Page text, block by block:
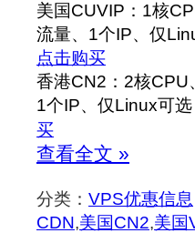
美国CUVIP：1核
流量、1个IP、仅
点击购买
香港CN2：2核
1个IP、仅Linux可选
买
查看全文 »
分类： VPS优惠信息
CDN,美国CN2,美国